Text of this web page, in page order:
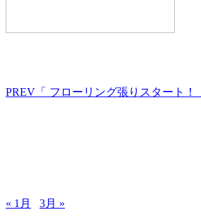
PREV 「 フローリング張りスタート！
« 1月
3月 »